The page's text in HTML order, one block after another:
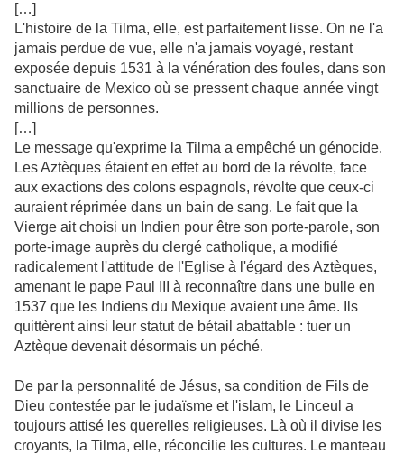
[…]
L'histoire de la Tilma, elle, est parfaitement lisse. On ne l'a
jamais perdue de vue, elle n'a jamais voyagé, restant
exposée depuis 1531 à la vénération des foules, dans son
sanctuaire de Mexico où se pressent chaque année vingt
millions de personnes.
[…]
Le message qu'exprime la Tilma a empêché un génocide.
Les Aztèques étaient en effet au bord de la révolte, face
aux exactions des colons espagnols, révolte que ceux-ci
auraient réprimée dans un bain de sang. Le fait que la
Vierge ait choisi un Indien pour être son porte-parole, son
porte-image auprès du clergé catholique, a modifié
radicalement l'attitude de l'Eglise à l'égard des Aztèques,
amenant le pape Paul III à reconnaître dans une bulle en
1537 que les Indiens du Mexique avaient une âme. Ils
quittèrent ainsi leur statut de bétail abattable : tuer un
Aztèque devenait désormais un péché.
De par la personnalité de Jésus, sa condition de Fils de
Dieu contestée par le judaïsme et l'islam, le Linceul a
toujours attisé les querelles religieuses. Là où il divise les
croyants, la Tilma, elle, réconcilie les cultures. Le manteau